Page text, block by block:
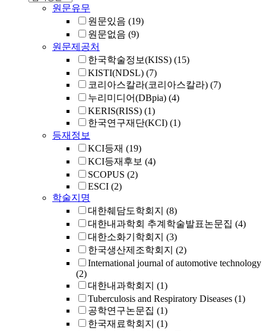
원문유무
원문있음 (19)
원문없음 (9)
원문제공처
한국학술정보(KISS) (15)
KISTI(NDSL) (7)
코리아스칼라(코리아스칼라) (7)
누리미디어(DBpia) (4)
KERIS(RISS) (1)
한국연구재단(KCI) (1)
등재정보
KCI등재 (19)
KCI등재후보 (4)
SCOPUS (2)
ESCI (2)
학술지명
대한췌담도학회지 (8)
대한내과학회 추계학술발표논문집 (4)
대한소화기학회지 (3)
한국생산제조학회지 (2)
International journal of automotive technology
(2)
대한내과학회지 (1)
Tuberculosis and Respiratory Diseases (1)
공학연구논문집 (1)
한국재료학회지 (1)